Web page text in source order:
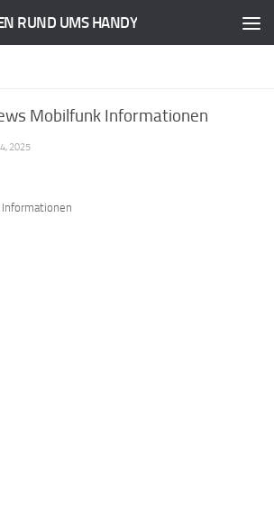
RUND UMS HANDY
Mobilfunk Informationen
2025